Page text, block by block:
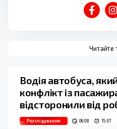
Читайте
Водія автобуса,
конфлікт із
відсторонили від
Розслідування 06.08 15:07